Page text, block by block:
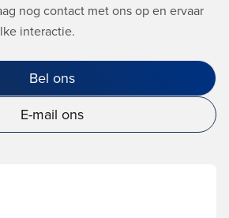
nog contact met ons op en ervaar
interactie.
Bel ons
E-mail ons